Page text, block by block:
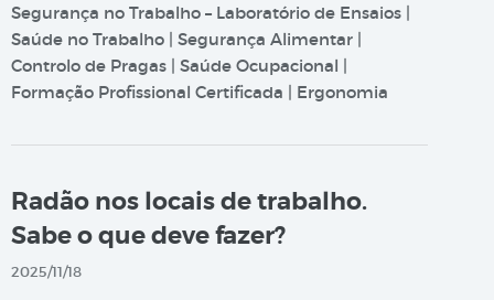
Segurança no Trabalho – Laboratório de Ensaios |
Saúde no Trabalho | Segurança Alimentar |
Controlo de Pragas | Saúde Ocupacional |
Formação Profissional Certificada | Ergonomia
Radão nos locais de trabalho.
Sabe o que deve fazer?
2025/11/18